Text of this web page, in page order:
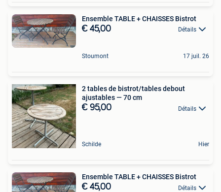
Ensemble TABLE + CHAISSES Bistrot
€ 45,00 Détails
Stoumont 17 juil. 26
2 tables de bistrot/tables debout
ajustables — 70 cm
€ 95,00 Détails
Schilde Hier
Ensemble TABLE + CHAISSES Bistrot
€ 45,00 Détails